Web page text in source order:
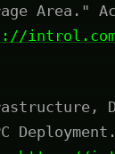
Area."